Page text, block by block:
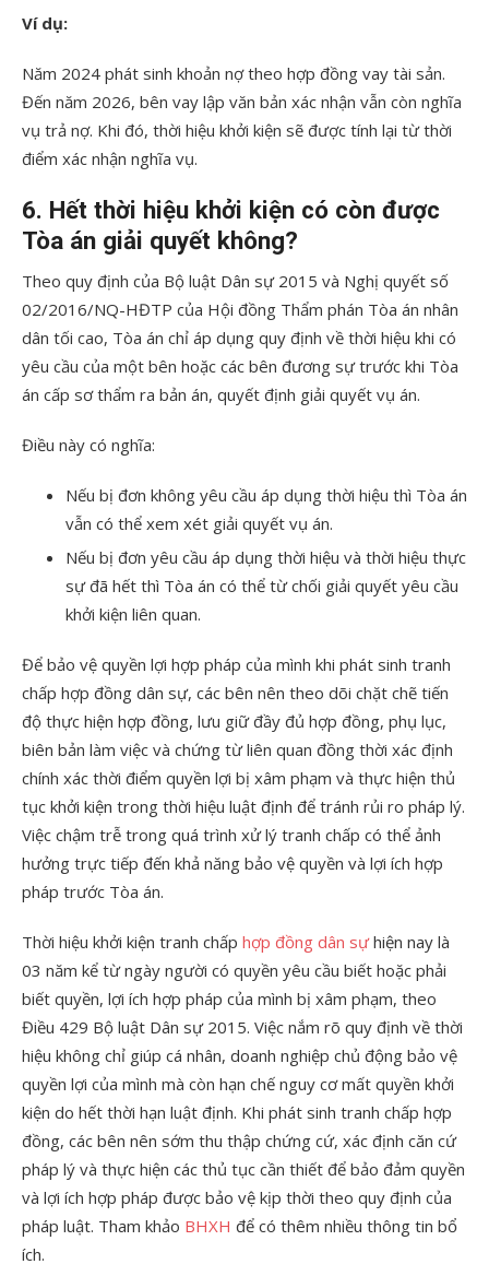
Ví dụ:
Năm 2024 phát sinh khoản nợ theo hợp đồng vay tài sản.
Đến năm 2026, bên vay lập văn bản xác nhận vẫn còn nghĩa
vụ trả nợ. Khi đó, thời hiệu khởi kiện sẽ được tính lại từ thời
điểm xác nhận nghĩa vụ.
6. Hết thời hiệu khởi kiện có còn được
Tòa án giải quyết không?
Theo quy định của Bộ luật Dân sự 2015 và Nghị quyết số
02/2016/NQ-HĐTP của Hội đồng Thẩm phán Tòa án nhân
dân tối cao, Tòa án chỉ áp dụng quy định về thời hiệu khi có
yêu cầu của một bên hoặc các bên đương sự trước khi Tòa
án cấp sơ thẩm ra bản án, quyết định giải quyết vụ án.
Điều này có nghĩa:
Nếu bị đơn không yêu cầu áp dụng thời hiệu thì Tòa án
vẫn có thể xem xét giải quyết vụ án.
Nếu bị đơn yêu cầu áp dụng thời hiệu và thời hiệu thực
sự đã hết thì Tòa án có thể từ chối giải quyết yêu cầu
khởi kiện liên quan.
Để bảo vệ quyền lợi hợp pháp của mình khi phát sinh tranh
chấp hợp đồng dân sự, các bên nên theo dõi chặt chẽ tiến
độ thực hiện hợp đồng, lưu giữ đầy đủ hợp đồng, phụ lục,
biên bản làm việc và chứng từ liên quan đồng thời xác định
chính xác thời điểm quyền lợi bị xâm phạm và thực hiện thủ
tục khởi kiện trong thời hiệu luật định để tránh rủi ro pháp lý.
Việc chậm trễ trong quá trình xử lý tranh chấp có thể ảnh
hưởng trực tiếp đến khả năng bảo vệ quyền và lợi ích hợp
pháp trước Tòa án.
Thời hiệu khởi kiện tranh chấp hợp đồng dân sựhiện nay là
03 năm kể từ ngày người có quyền yêu cầu biết hoặc phải
biết quyền, lợi ích hợp pháp của mình bị xâm phạm, theo
Điều 429 Bộ luật Dân sự 2015. Việc nắm rõ quy định về thời
hiệu không chỉ giúp cá nhân, doanh nghiệp chủ động bảo vệ
quyền lợi của mình mà còn hạn chế nguy cơ mất quyền khởi
kiện do hết thời hạn luật định. Khi phát sinh tranh chấp hợp
đồng, các bên nên sớm thu thập chứng cứ, xác định căn cứ
pháp lý và thực hiện các thủ tục cần thiết để bảo đảm quyền
và lợi ích hợp pháp được bảo vệ kịp thời theo quy định của
pháp luật. Tham khảo BHXH để có thêm nhiều thông tin bổ
ích.